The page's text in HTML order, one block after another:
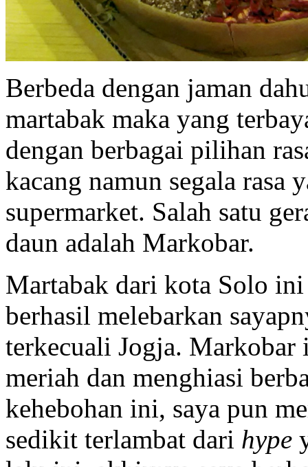
Berbeda dengan jaman
martabak maka yang
dengan berbagai pilihan
kacang namun segala rasa
supermarket. Salah satu
daun adalah Markobar.
Martabak dari kota Solo
berhasil melebarkan
terkecuali Jogja. Markobar
meriah dan menghiasi
kehebohan ini, saya pun
sedikit terlambat dari hype